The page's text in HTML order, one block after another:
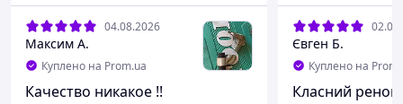
04.08.2026
Максим А.
Куплено на Prom.ua
Качество никакое !!
Євген Б.
Куплено на
Класний